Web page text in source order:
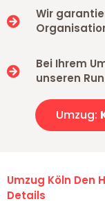
Wir
Bei Ihrem
unseren
Umzug:
Umzug Köln Den
Details